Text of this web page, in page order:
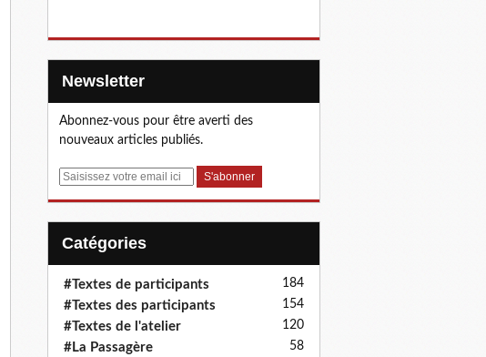
Newsletter
Abonnez-vous pour être averti des
nouveaux articles publiés.
E
Catégories
#Textes de participants 184
#Textes des participants 154
#Textes de l'atelier 120
#La Passagère 58